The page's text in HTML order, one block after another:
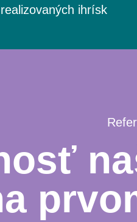
realizovaných ihrísk